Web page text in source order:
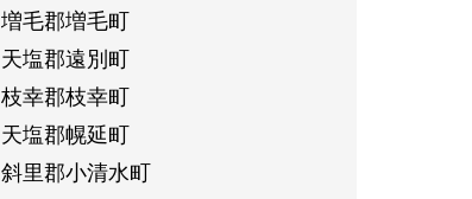
増毛郡増毛町
天塩郡遠別町
枝幸郡枝幸町
天塩郡幌延町
斜里郡小清水町